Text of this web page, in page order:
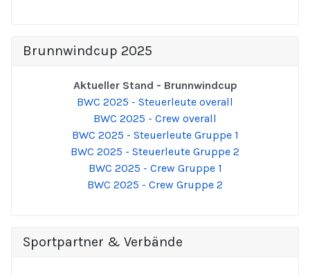
Brunnwindcup 2025
Aktueller Stand - Brunnwindcup
BWC 2025 - Steuerleute overall
BWC 2025 - Crew overall
BWC 2025 - Steuerleute Gruppe 1
BWC 2025 - Steuerleute Gruppe 2
BWC 2025 - Crew Gruppe 1
BWC 2025 - Crew Gruppe 2
Sportpartner & Verbände